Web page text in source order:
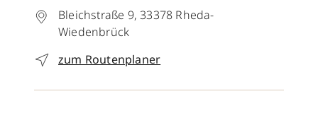
Bleichstraße 9, 33378 Rheda-
Wiedenbrück
zum Routenplaner